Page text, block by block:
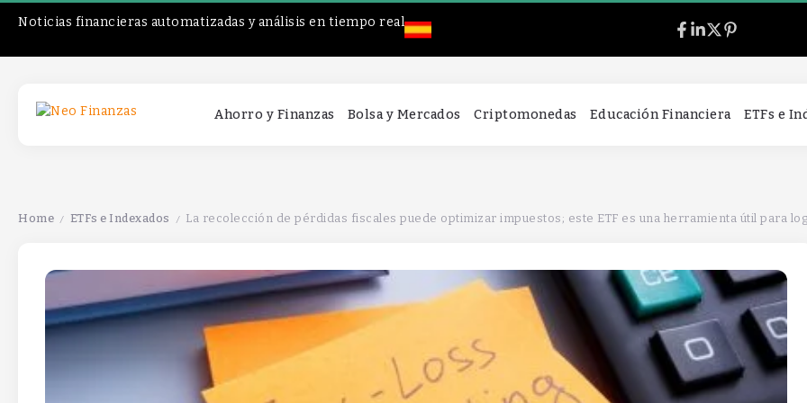
Noticias financieras automatizadas y análisis en tiempo real
Ahorro y Finanzas Bolsa y Mercados Criptomonedas Educación Financiera ETFs e
Home / ETFs e Indexados / La recolección de pérdidas fiscales puede optimizar impuestos; este ETF es una herramienta útil para